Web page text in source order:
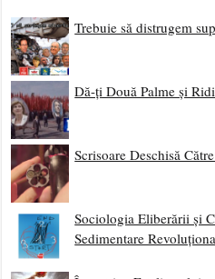
Trebuie să distrugem
Dă-ți Două Palme și
Scrisoare Deschisă
Sociologia Eliberării și
Sedimentare